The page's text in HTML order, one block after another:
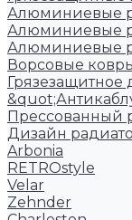
Алюминиевые
Алюминиевые
Алюминиевые
Ворсовые
Грязезащитное
Прессованный
Дизайн
Arbonia
RETROstyle
Velar
Zehnder